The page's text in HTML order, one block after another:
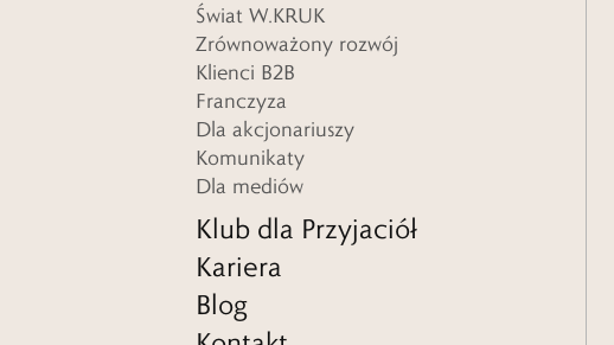
Świat W.KRUK
Zrównoważony rozwój
Klienci B2B
Franczyza
Dla akcjonariuszy
Komunikaty
Dla mediów
Klub dla Przyjaciół
Kariera
Blog